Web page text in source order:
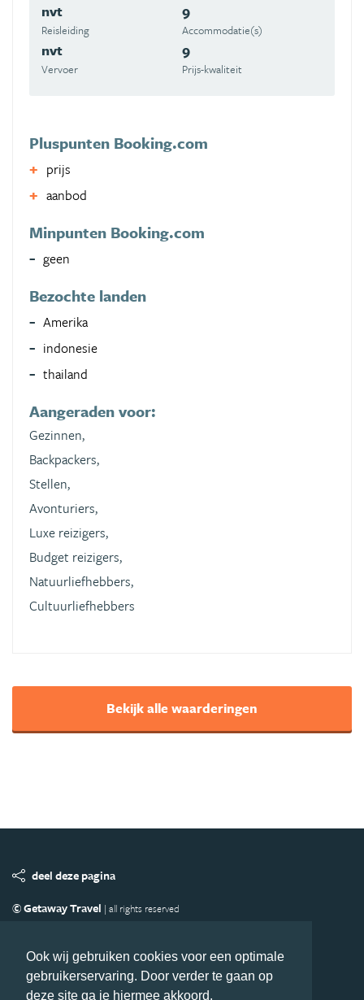
Ook wij gebruiken cookies voor een optimale
gebruikerservaring. Door verder te gaan op
deze site ga je hiermee akkoord.
nvt
Reisleiding
9
Accommodatie(s)
nvt
Vervoer
9
Prijs-kwaliteit
Pluspunten Booking.com
prijs
aanbod
Minpunten Booking.com
geen
Bezochte landen
Amerika
indonesie
thailand
Aangeraden voor:
Gezinnen,
Backpackers,
Stellen,
Avonturiers,
Luxe reizigers,
Budget reizigers,
Natuurliefhebbers,
Cultuurliefhebbers
Bekijk alle waarderingen
deel deze pagina
© Getaway Travel | all rights reserved
Copyright
Privacy statement Disclaimer
Cookies
Volg Azie.nl